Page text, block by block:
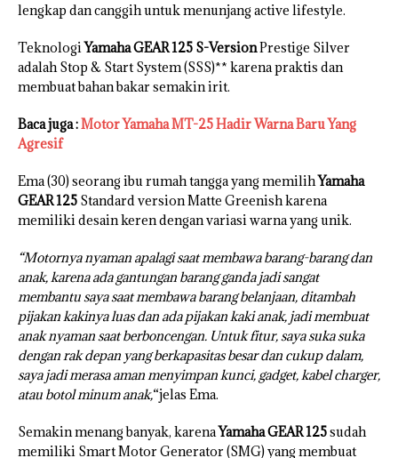
lengkap dan canggih untuk menunjang active lifestyle.
TeknologiYamaha GEAR 125 S-VersionPrestige Silver
adalah Stop & Start System (SSS)** karena praktis dan
membuat bahan bakar semakin irit.
Baca juga :Motor Yamaha MT-25 Hadir Warna Baru Yang
Agresif
Ema (30) seorang ibu rumah tangga yang memilihYamaha
GEAR 125 Standard version Matte Greenish karena
memiliki desain keren dengan variasi warna yang unik.
“Motornya nyaman apalagi saat membawa barang-barang dan
anak, karena ada gantungan barang ganda jadi sangat
membantu saya saat membawa barang belanjaan, ditambah
pijakan kakinya luas dan ada pijakan kaki anak, jadi membuat
anak nyaman saat berboncengan. Untuk fitur, saya suka suka
dengan rak depan yang berkapasitas besar dan cukup dalam,
saya jadi merasa aman menyimpan kunci, gadget, kabel charger,
atau botol minum anak,“jelas Ema.
Semakin menang banyak, karenaYamaha GEAR 125sudah
memiliki Smart Motor Generator (SMG) yang membuat